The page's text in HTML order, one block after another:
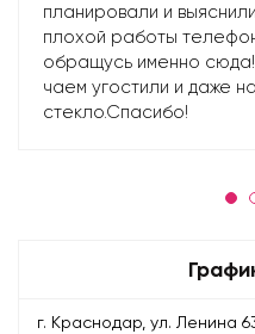
планировали и
плохой работы
обращусь именно
чаем угостили и даже
стекло.Спасибо!
г. Краснодар, ул. Ленина